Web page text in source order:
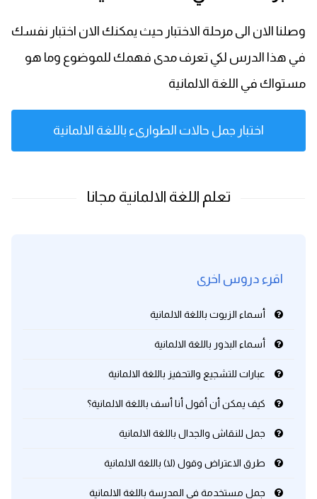
وصلنا الان الى مرحلة الاختبار حيث يمكنك الان اختبار نفسك
في هذا الدرس لكي تعرف مدى فهمك للموضوع وما هو
مستواك في اللغة الالمانية
اختبار جمل حالات الطوارىء باللغة الالمانية
اقرء دروس اخرى
أسماء الزيوت باللغة الالمانية
أسماء البذور باللغة الالمانية
عبارات للتشجيع والتحفيز باللغة الالمانية
كيف يمكن أن أقول أنا أسف باللغة الالمانية؟
جمل للنقاش والجدال باللغة الالمانية
طرق الاعتراض وقول (لا) باللغة الالمانية
جمل مستخدمة في المدرسة باللغة الالمانية